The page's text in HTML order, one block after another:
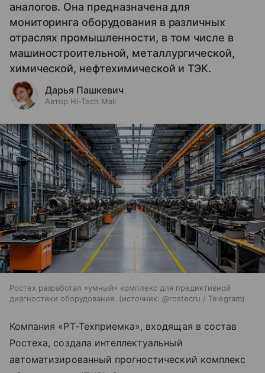
аналогов. Она предназначена для
мониторинга оборудования в различных
отраслях промышленности, в том числе в
машиностроительной, металлургической,
химической, нефтехимической и ТЭК.
Дарья Пашкевич
Автор Hi-Tech Mail
Ростех разработал «умный» комплекс для предиктивной
диагностики оборудования.
источник: @rostecru / Telegram
Компания «РТ-Техприемка», входящая в состав
Ростеха, создала интеллектуальный
автоматизированный прогностический комплекс